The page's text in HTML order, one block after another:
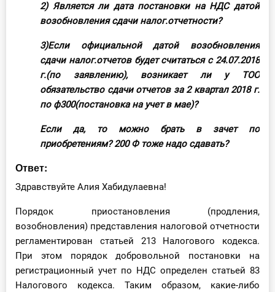
Тестирование для
2) Является ли дата постановки на НДС датой
возобновления сдачи налог.отчетности?
3)Если официальной датой возобновления
сдачи налог.отчетов будет считаться с 24.07.2018
г.(по заявлению), возникает ли у ТОО
обязательство сдачи отчетов за 2 квартал 2018 г.
по ф300(постановка на учет в мае)?
Если да, то можно брать в зачет по
приобретениям? 200 Ф тоже надо сдавать?
Ответ:
Здравствуйте Алия Хабидулаевна!
Порядок приостановления (продления,
возобновления) представления налоговой отчетности
регламентирован статьей 213 Налогового кодекса.
При этом порядок добровольной постановки на
регистрационный учет по НДС определен статьей 83
Налогового кодекса. Таким образом, какие-либо